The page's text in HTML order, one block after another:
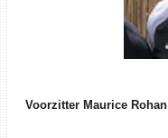
Voorzitter Maurice Rohan